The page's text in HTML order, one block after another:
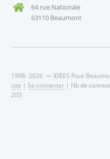
64 rue Nationale
63110 Beaumont
1998- 2026 — IDÉES Pour
site | Se connecter | Nb de
203